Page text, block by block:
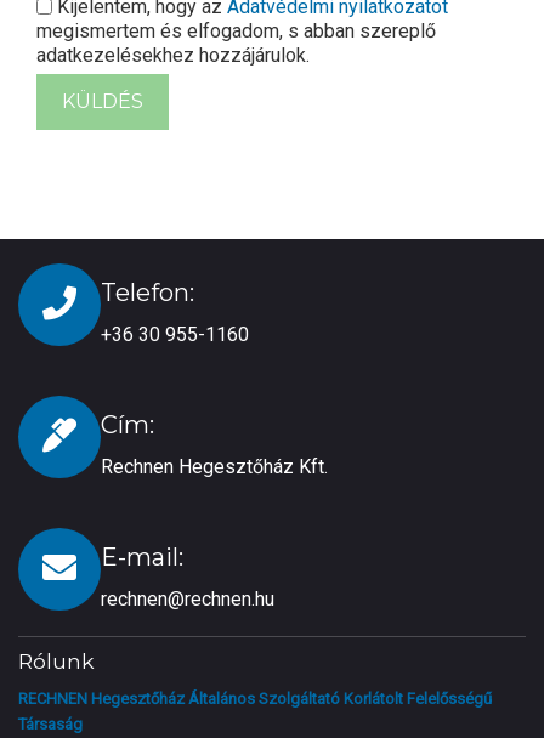
Kijelentem, hogy az Adatvédelmi nyilatkozatot
megismertem és elfogadom, s abban szereplő
adatkezelésekhez hozzájárulok.
KÜLDÉS
Telefon:
+36 30 955-1160
Cím:
Rechnen Hegesztőház Kft.
E-mail:
rechnen@rechnen.hu
Rólunk
RECHNEN Hegesztőház Általános Szolgáltató Korlátolt Felelősségű
Társaság